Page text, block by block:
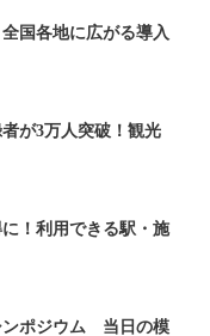
国各地に広がる導入
が3万人突破！観光
！利用できる駅・施
ンポジウム 当日の模